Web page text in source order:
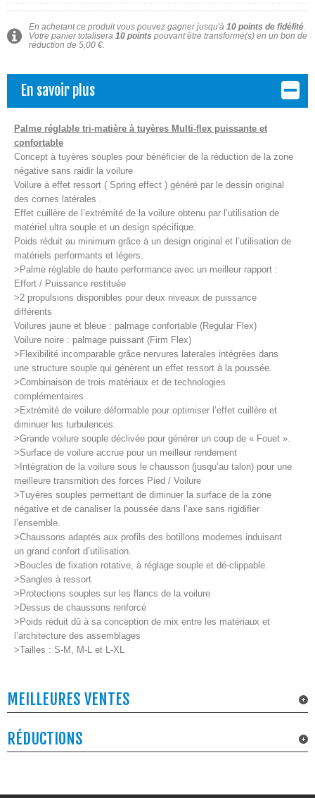
En achetant ce produit vous pouvez gagner jusqu'à 10points de fidélité.
Votre panier totalisera 10points pouvant être transformé(s) en un bon de
réduction de 5,00 €.
En savoir plus
Palme réglable tri-matière à tuyères Multi-flex puissante et
confortable
Concept à tuyères souples pour bénéficier de la réduction de la zone
négative sans raidir la voilure
Voilure à effet ressort ( Spring effect ) généré par le dessin original
des cornes latérales .
Effet cuillère de l’extrémité de la voilure obtenu par l’utilisation de
matériel ultra souple et un design spécifique.
Poids réduit au minimum grâce à un design original et l’utilisation de
matériels performants et légers.
>Palme réglable de haute performance avec un meilleur rapport :
Effort / Puissance restituée
>2 propulsions disponibles pour deux niveaux de puissance
différents
Voilures jaune et bleue : palmage confortable (Regular Flex)
Voilure noire : palmage puissant (Firm Flex)
>Flexibilité incomparable grâce nervures laterales intégrées dans
une structure souple qui génèrent un effet ressort à la poussée.
>Combinaison de trois matériaux et de technologies
complémentaires
>Extrémité de voilure déformable pour optimiser l’effet cuillère et
diminuer les turbulences.
>Grande voilure souple déclivée pour générer un coup de « Fouet ».
>Surface de voilure accrue pour un meilleur rendement
>Intégration de la voilure sous le chausson (jusqu’au talon) pour une
meilleure transmition des forces Pied / Voilure
>Tuyères souples permettant de diminuer la surface de la zone
négative et de canaliser la poussée dans l’axe sans rigidifier
l’ensemble.
>Chaussons adaptés aux profils des botillons modernes induisant
un grand confort d’utilisation.
>Boucles de fixation rotative, à réglage souple et dé-clippable.
>Sangles à ressort
>Protections souples sur les flancs de la voilure
>Dessus de chaussons renforcé
>Poids réduit dû à sa conception de mix entre les matériaux et
l’architecture des assemblages
>Tailles : S-M, M-L et L-XL
MEILLEURES VENTES
RÉDUCTIONS